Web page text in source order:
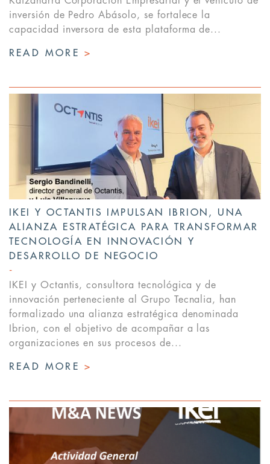
inversión de Pedro Abásolo, se fortalece la
capacidad inversora de esta plataforma de...
READ MORE >
IKEI Y OCTANTIS IMPULSAN IBRION, UNA
ALIANZA ESTRATÉGICA PARA TRANSFORMAR
TECNOLOGÍA EN INNOVACIÓN Y
DESARROLLO DE NEGOCIO
IKEI y Octantis, consultora tecnológica y de
innovación perteneciente al Grupo Tecnalia, han
formalizado una alianza estratégica denominada
Ibrion, con el objetivo de acompañar a las
organizaciones en sus procesos de...
READ MORE >